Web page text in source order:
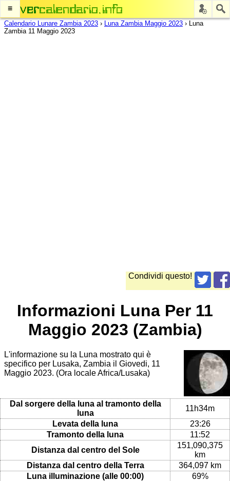
≡
Calendario Lunare Zambia 2023 › Luna Zambia Maggio 2023 › Luna
Zambia 11 Maggio 2023
Condividi questo!
Informazioni Luna Per 11
Maggio 2023 (Zambia)
L'informazione su la Luna mostrato qui è
specifico per Lusaka, Zambia il Giovedi, 11
Maggio 2023. (Ora locale Africa/Lusaka)
Dal sorgere della luna al tramonto della
luna
11h34m
Levata della luna
23:26
Tramonto della luna
11:52
Distanza dal centro del Sole
151,090,375
km
Distanza dal centro della Terra
364,097 km
Luna illuminazione (alle 00:00)
69%